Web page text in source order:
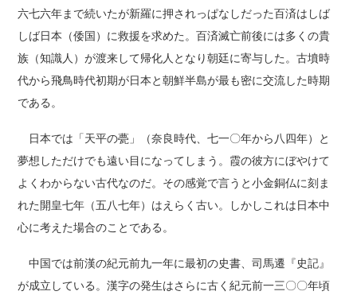
六七六年まで続いたが新羅に押されっぱなしだった百済はしば
しば日本（倭国）に救援を求めた。百済滅亡前後には多くの貴
族（知識人）が渡来して帰化人となり朝廷に寄与した。古墳時
代から飛鳥時代初期が日本と朝鮮半島が最も密に交流した時期
である。
日本では「天平の甍」（奈良時代、七一〇年から八四年）と
夢想しただけでも遠い目になってしまう。霞の彼方にぼやけて
よくわからない古代なのだ。その感覚で言うと小金銅仏に刻ま
れた開皇七年（五八七年）はえらく古い。しかしこれは日本中
心に考えた場合のことである。
中国では前漢の紀元前九一年に最初の史書、司馬遷『史記』
が成立している。漢字の発生はさらに古く紀元前一三〇〇年頃